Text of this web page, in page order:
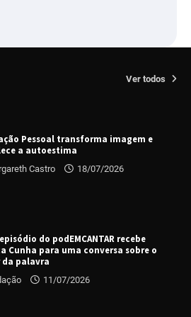
Ver todos
Pessoal transforma imagem e
a autoestima
Castro 18/07/2026
do podEMCANTAR recebe
Cunha para uma conversa sobre o
da palavra
11/07/2026